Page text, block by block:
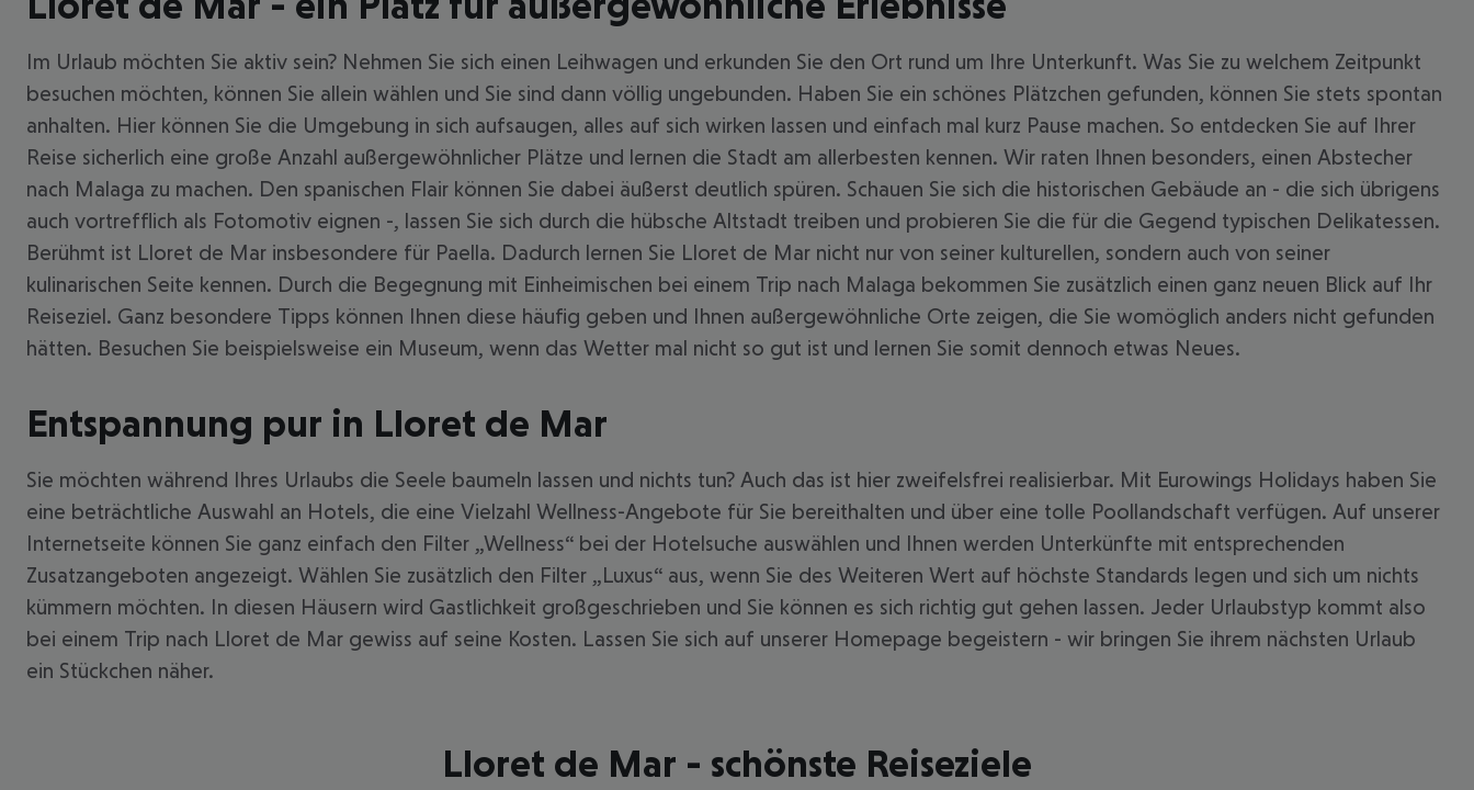
Im Urlaub möchten Sie aktiv sein? Nehmen Sie sich einen Leihwagen und erkunden Sie den Ort rund um Ihre Unterkunft. Was Sie zu welchem Zeitpunkt
besuchen möchten, können Sie allein wählen und Sie sind dann völlig ungebunden. Haben Sie ein schönes Plätzchen gefunden, können Sie stets spontan
anhalten. Hier können Sie die Umgebung in sich aufsaugen, alles auf sich wirken lassen und einfach mal kurz Pause machen. So entdecken Sie auf Ihrer
Reise sicherlich eine große Anzahl außergewöhnlicher Plätze und lernen die Stadt am allerbesten kennen. Wir raten Ihnen besonders, einen Abstecher
nach Malaga zu machen. Den spanischen Flair können Sie dabei äußerst deutlich spüren. Schauen Sie sich die historischen Gebäude an - die sich übrigens
auch vortrefflich als Fotomotiv eignen -, lassen Sie sich durch die hübsche Altstadt treiben und probieren Sie die für die Gegend typischen Delikatessen.
Berühmt ist Lloret de Mar insbesondere für Paella. Dadurch lernen Sie Lloret de Mar nicht nur von seiner kulturellen, sondern auch von seiner
kulinarischen Seite kennen. Durch die Begegnung mit Einheimischen bei einem Trip nach Malaga bekommen Sie zusätzlich einen ganz neuen Blick auf Ihr
Reiseziel. Ganz besondere Tipps können Ihnen diese häufig geben und Ihnen außergewöhnliche Orte zeigen, die Sie womöglich anders nicht gefunden
hätten. Besuchen Sie beispielsweise ein Museum, wenn das Wetter mal nicht so gut ist und lernen Sie somit dennoch etwas Neues.
Entspannung pur in Lloret de Mar
Sie möchten während Ihres Urlaubs die Seele baumeln lassen und nichts tun? Auch das ist hier zweifelsfrei realisierbar. Mit Eurowings Holidays haben Sie
eine beträchtliche Auswahl an Hotels, die eine Vielzahl Wellness-Angebote für Sie bereithalten und über eine tolle Poollandschaft verfügen. Auf unserer
Internetseite können Sie ganz einfach den Filter „Wellness“ bei der Hotelsuche auswählen und Ihnen werden Unterkünfte mit entsprechenden
Zusatzangeboten angezeigt. Wählen Sie zusätzlich den Filter „Luxus“ aus, wenn Sie des Weiteren Wert auf höchste Standards legen und sich um nichts
kümmern möchten. In diesen Häusern wird Gastlichkeit großgeschrieben und Sie können es sich richtig gut gehen lassen. Jeder Urlaubstyp kommt also
bei einem Trip nach Lloret de Mar gewiss auf seine Kosten. Lassen Sie sich auf unserer Homepage begeistern - wir bringen Sie ihrem nächsten Urlaub
ein Stückchen näher.
Lloret de Mar - schönste Reiseziele